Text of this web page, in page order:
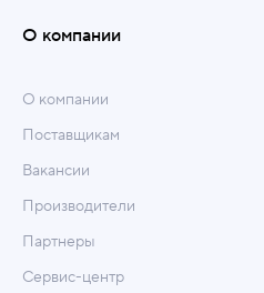
О компании
О компании
Поставщикам
Вакансии
Производители
Партнеры
Сервис-центр